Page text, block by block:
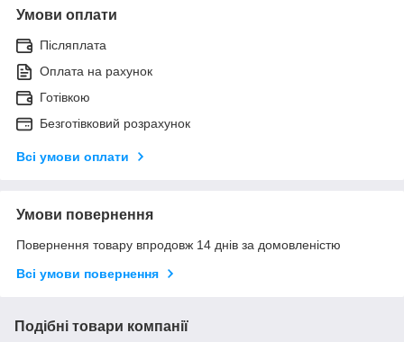
Умови оплати
Післяплата
Оплата на рахунок
Готівкою
Безготівковий розрахунок
Всі умови оплати
Умови повернення
Повернення товару впродовж 14 днів за домовленістю
Всі умови повернення
Подібні товари компанії